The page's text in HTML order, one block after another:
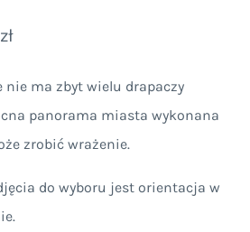
złZakres
59,00 zł
do
99,00 zł
nie ma zbyt wielu drapaczy
panorama miasta wykonana
zrobić wrażenie.
do wyboru jest orientacja w